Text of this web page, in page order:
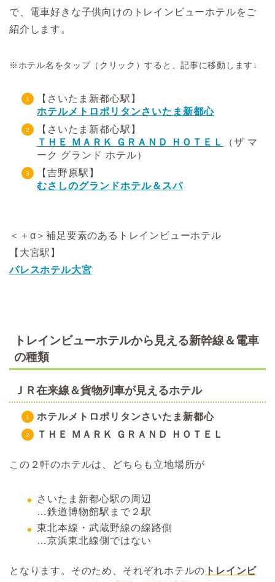
で、電車好きな子供向けのトレインビューホテルをご
紹介します。
※ホテル名をタップ（クリック）すると、記事に移動します↓
【さいたま新都心駅】
ホテルメトロポリタンさいたま新都心
【さいたま新都心駅】
ＴＨＥ ＭＡＲＫ ＧＲＡＮＤ ＨＯＴＥＬ
（ザ マ
ーク グランド ホテル）
【吉野原駅】
むさしのグランドホテル＆スパ
＜＋α＞補足要素のあるトレインビューホテル
【大宮駅】
パレスホテル大宮
トレインビューホテルから見える新幹線＆電車
の種類
ＪＲ在来線＆貨物列車が見えるホテル
ホテルメトロポリタンさいたま新都心
ＴＨＥ ＭＡＲＫ ＧＲＡＮＤ ＨＯＴＥＬ
この２軒のホテルは、どちらも立地場所が
さいたま新都心駅の周辺
…鉄道博物館駅まで２駅
東北本線・武蔵野線の線路側
…京浜東北線側ではない
となります。そのため、それぞれホテルの トレインビ